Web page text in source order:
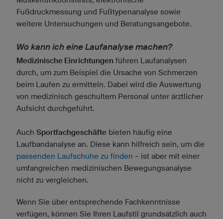
Fußdruckmessung und Fußtypenanalyse sowie
weitere Untersuchungen und Beratungsangebote.
Wo kann ich eine Laufanalyse machen?
Medizinische Einrichtungen führen Laufanalysen
durch, um zum Beispiel die Ursache von Schmerzen
beim Laufen zu ermitteln. Dabei wird die Auswertung
von medizinisch geschultem Personal unter ärztlicher
Aufsicht durchgeführt.
Auch Sportfachgeschäfte bieten häufig eine
Laufbandanalyse an. Diese kann hilfreich sein, um die
passenden Laufschuhe zu finden – ist aber mit einer
umfangreichen medizinischen Bewegungsanalyse
nicht zu vergleichen.
Wenn Sie über entsprechende Fachkenntnisse
verfügen, können Sie Ihren Laufstil grundsätzlich auch